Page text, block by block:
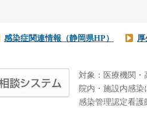
感染症関連情報（静岡県HP）
対象：医療機関・
院内・施設内感
感染管理認定看